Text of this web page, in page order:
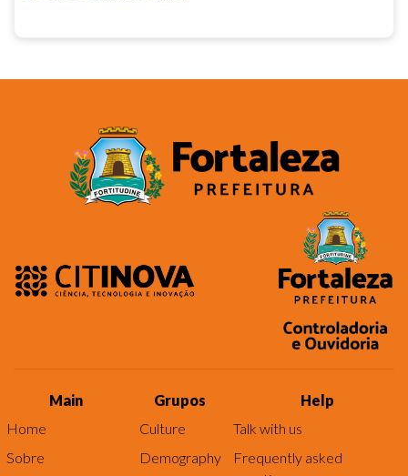
Main
Home
Sobre
Grupos
Culture
Demography
Help
Talk with us
Frequently asked